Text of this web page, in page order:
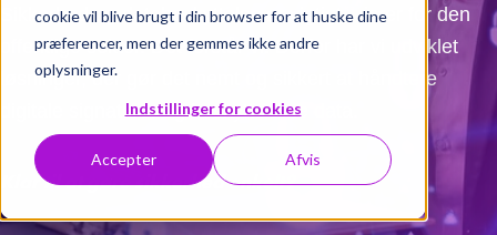
cookie vil blive brugt i din browser for at huske dine
præferencer, men der gemmes ikke andre
oplysninger.
Indstillinger for cookies
Accepter Afvis
Sikkerhed og databeskyttelse er vigtigt – især for den
offentlige sektor. Det forstår vi. Derfor har vi udviklet
løsninger, der gør det nemt og sikkert at håndtere
digitale signaturer og beskytte dine data.
Klar til at gøre sikkerhed enkelt?